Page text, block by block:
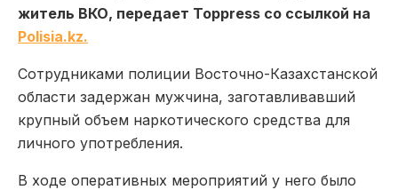
житель ВКО, передает Toppress со ссылкой на
Polisia.kz.
Сотрудниками полиции Восточно-Казахстанской
области задержан мужчина, заготавливавший
крупный объем наркотического средства для
личного употребления.
В ходе оперативных мероприятий у него было